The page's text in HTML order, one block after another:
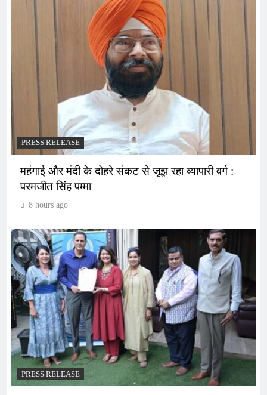
PRESS RELEASE
महंगाई और मंदी के दोहरे संकट से जूझ रहा व्यापारी वर्ग :
परमजीत सिंह पम्मा
8 hours ago
PRESS RELEASE